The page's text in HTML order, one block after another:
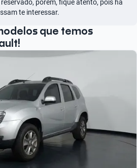
porém, fique atento, pois há
te interessar.
que temos